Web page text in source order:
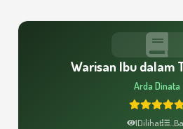
Warisan Ibu dalam
Arda Dinata
1Dilihat ...